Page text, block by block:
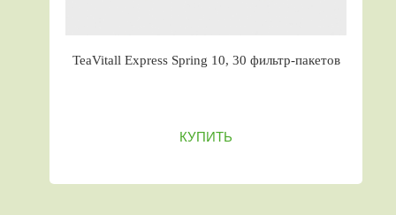
TeaVitall Express Spring 10, 30 фильтр-пакетов
КУПИТЬ